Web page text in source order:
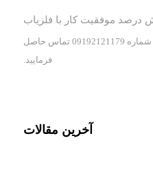
درصد موفقیت کار با فلزیاب
سلام بله برای مشاوره با شماره 09192121179 تماس حاصل
فرمایید.
آخرین مقالات